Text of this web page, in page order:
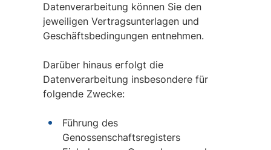
Datenverarbeitung können Sie den
jeweiligen Vertragsunterlagen und
Geschäftsbedingungen entnehmen.
Darüber hinaus erfolgt die
Datenverarbeitung insbesondere für
folgende Zwecke:
Führung des
Genossenschaftsregisters